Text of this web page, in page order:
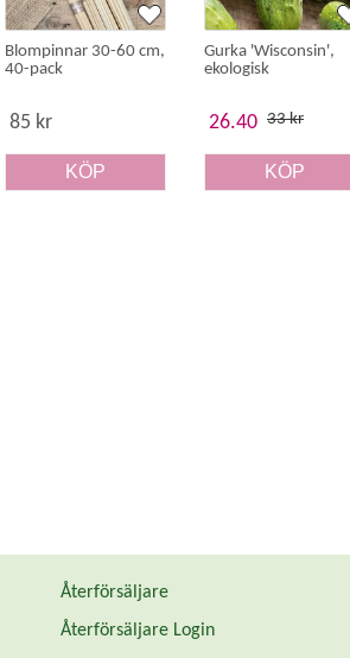
Blompinnar 30-60 cm,
40-pack
85 kr
KÖP
Gurka 'Wisconsin',
ekologisk
26.40 33 kr
KÖP
Återförsäljare
Återförsäljare Login